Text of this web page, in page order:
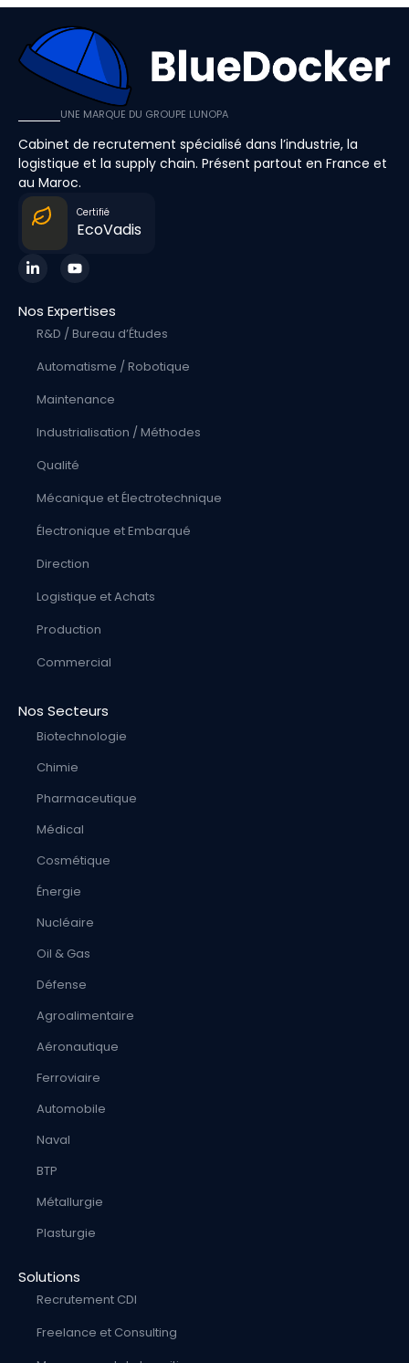
UNE MARQUE DU GROUPE LUNOPA
Cabinet de recrutement spécialisé dans l’industrie, la
logistique et la supply chain. Présent partout en France et
au Maroc.
Certifié
EcoVadis
Nos Expertises
R&D / Bureau d’Études
Automatisme / Robotique
Maintenance
Industrialisation / Méthodes
Qualité
Mécanique et Électrotechnique
Électronique et Embarqué
Direction
Logistique et Achats
Production
Commercial
Nos Secteurs
Biotechnologie
Chimie
Pharmaceutique
Médical
Cosmétique
Énergie
Nucléaire
Oil & Gas
Défense
Agroalimentaire
Aéronautique
Ferroviaire
Automobile
Naval
BTP
Métallurgie
Plasturgie
Solutions
Recrutement CDI
Freelance et Consulting